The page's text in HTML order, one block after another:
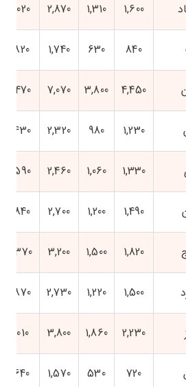
1,600
1,310
2,870
3,020
840
630
1,740
1,820
4,450
3,800
7,070
7,470
1,230
980
2,320
2,430
1,330
1,060
2,460
2,590
1,490
1,200
2,700
2,840
1,820
1,500
3,200
3,370
1,500
1,220
2,730
2,870
2,230
1,860
3,800
4,010
720
530
1,570
1,640